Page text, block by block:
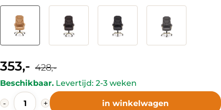
Kleur
353,-
Current
price
is:
428,-price
was:
428,-.
Beschikbaar. Levertijd: 2-3 weken
-
Mezilles
Bureaustoel
+ in winkelwagen